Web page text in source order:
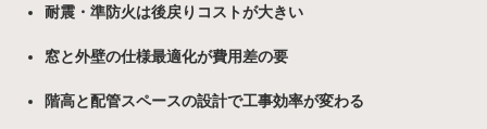
耐震・準防火は後戻りコストが大きい
窓と外壁の仕様最適化が費用差の要
階高と配管スペースの設計で工事効率が変わる